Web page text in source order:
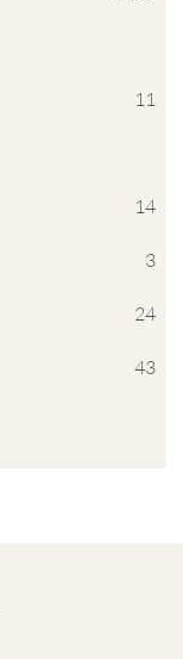
11
14
3
24
43